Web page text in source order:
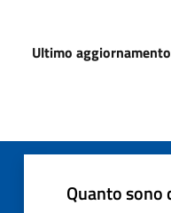
Ultimo aggiornamento
Quanto